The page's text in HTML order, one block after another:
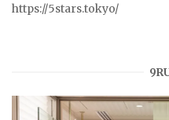
https://5stars.tokyo/